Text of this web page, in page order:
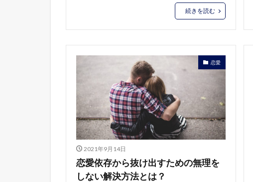
続きを読む
恋愛
2021年9月14日
恋愛依存から抜け出すための無理を
しない解決方法とは？